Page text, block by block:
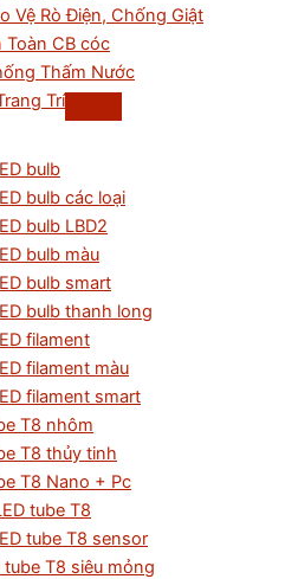
Vệ Rò Điện, Chống Giật
Toàn CB cóc
Thấm Nước
Trí
bulb
bulb các loại
bulb LBD2
bulb màu
bulb smart
bulb thanh long
filament
filament màu
filament smart
T8 nhôm
T8 thủy tinh
T8 Nano + Pc
tube T8
tube T8 sensor
tube T8 siêu mỏng